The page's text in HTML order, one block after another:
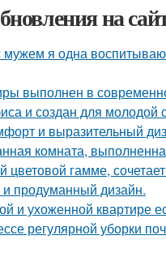
на
мужем я одна
выполнен в
и создан для молодой
и выразительный
комната,
цветовой гамме,
продуманный дизайн.
и ухоженной квартире
регулярной уборки